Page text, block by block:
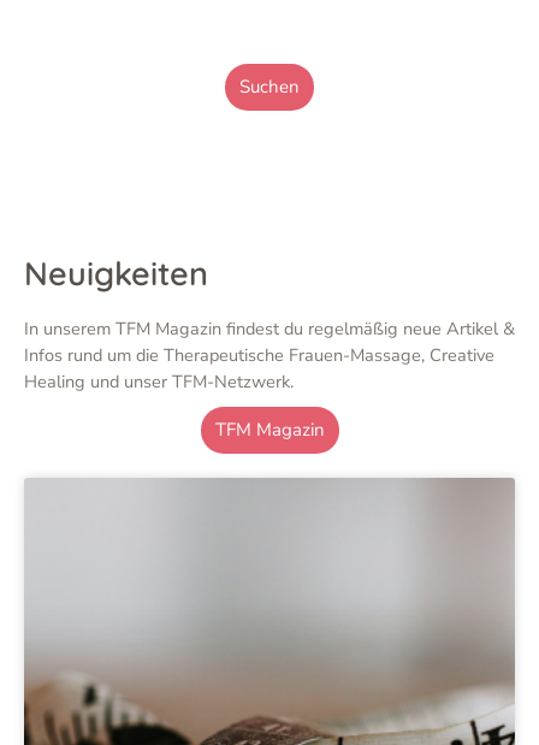
Suchen
Neuigkeiten
In unserem TFM Magazin findest du regelmäßig neue Artikel &
Infos rund um die Therapeutische Frauen-Massage, Creative
Healing und unser TFM-Netzwerk.
TFM Magazin